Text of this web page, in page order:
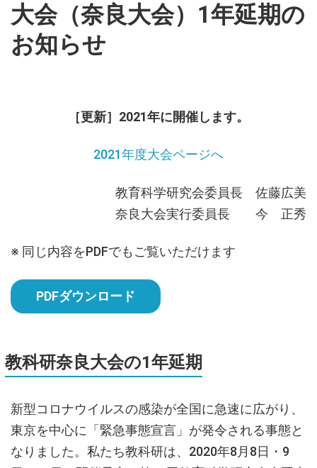
大会（奈良大会）1年延期の
お知らせ
［更新］2021年に開催します。
2021年度大会ページへ
教育科学研究会委員長 佐藤広美
奈良大会実行委員長 今 正秀
※ 同じ内容をPDFでもご覧いただけます
PDFダウンロード
教科研奈良大会の1年延期
新型コロナウイルスの感染が全国に急速に広がり、
東京を中心に「緊急事態宣言」が発令される事態と
なりました。私たち教科研は、2020年8月8日・9